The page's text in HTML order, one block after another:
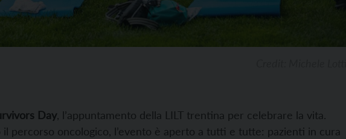
Day , l’appuntamento della LILT trentina per celebrare la vita.
percorso oncologico, l’evento è aperto a tutti e tutte: pazienti in cura